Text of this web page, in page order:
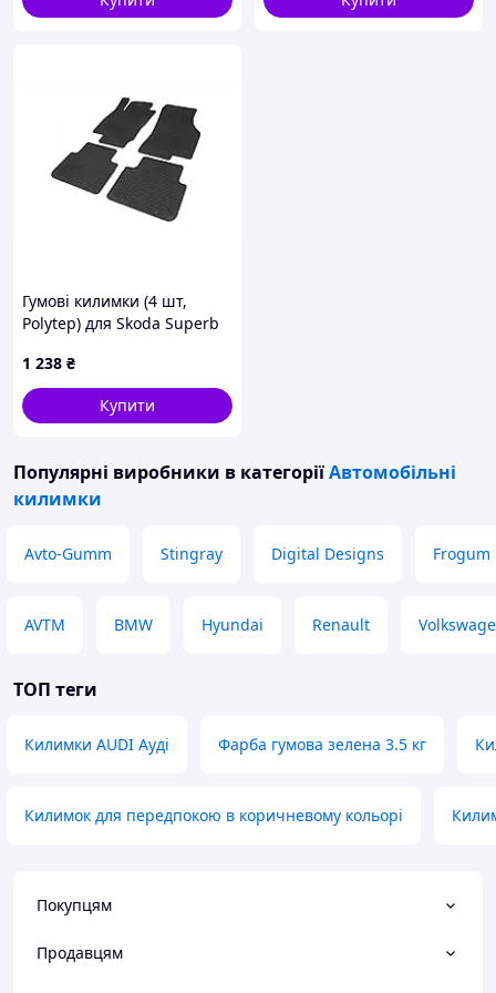
Гумові килимки (4 шт,
Polytep) для Skoda Superb
1 238 ₴
Купити
Популярні виробники в категоріїАвтомобільні
килимки
Avto-Gumm Stingray Digital Designs Frogum
AVTM BMW Hyundai Renault
ТОП теги
Килимки AUDI Ауді Фарба гумова зелена 3.5 кг
Килимок для передпокою в коричневому кольорі
Покупцям
Продавцям